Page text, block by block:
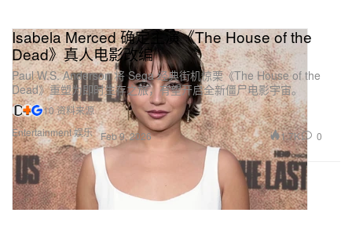
Entertainment 娱乐
Isabela Merced 确定主演《The House of the
Dead》真人电影改编
Paul W.S. Anderson 将 Sega 经典街机惊栗《The House of the
Dead》重塑为即时生存之旅，有望开启全新僵尸电影宇宙。
10 资料来源
Feb 9, 2026
1.7K 0